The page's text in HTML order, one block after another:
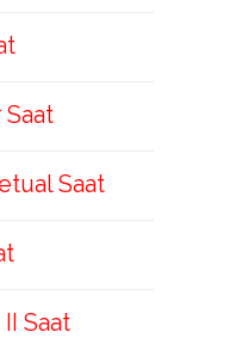
Saat
Saat